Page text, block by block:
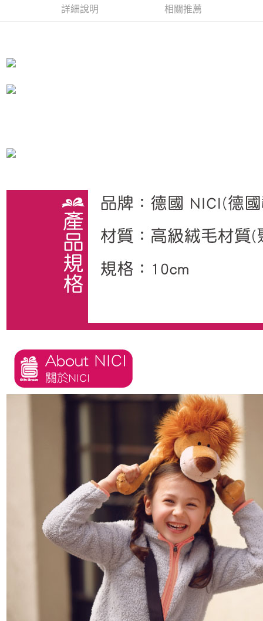
１．於結帳方式選擇「AFTEE先享後付」後，將跳轉至「AFTEE先享後付」
結帳頁面，進行簡訊認證並確認金額後，即可完成結帳。
※ 請注意：結帳手續完成當下不需立刻繳費，但若您需要取消訂單，請聯絡
購買商品的店家。未經商家同意取消之訂單仍視為有效，需透過AFTEE先享
※ 交易是否成功請以「AFTEE先享後付 」之結帳頁面顯示為準，若有關於
易，需依本服務之必要範圍內提供個人資料，並將交易相關給付款項請求債
３．未成年的使用者請事先徵得法定代理人或監護人之同意方可使用
「AFTEE先享後付」，若未經同意申辦者引起之損失，本公司不負相關責
４．使用「AFTEE先享後付」時，將依據個別帳號之用戶狀況，依本公司即
時審查核予不同之上限額度；若仍有額度不足之情形，本公司將視審查結果
請求用戶進行身份認證。
５．嚴禁一人註冊多個帳號或使用他人資訊註冊。若發現惡意使用之情形，
恩沛科技股份有限公司將有權停止該用戶之使用額度並採取法律行動。
每筆NT$100，滿NT$990(含以上)免運費
海外國家
詳細說明 相關推薦